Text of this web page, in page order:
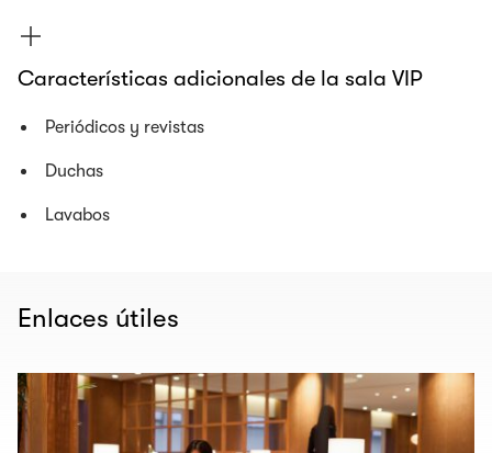
Características adicionales de la sala VIP
Periódicos y revistas
Duchas
Lavabos
Enlaces útiles